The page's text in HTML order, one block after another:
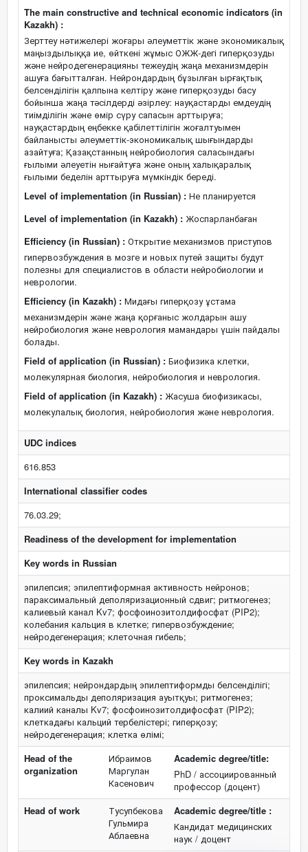
The main constructive and technical economic indicators (in
Kazakh) :
Зерттеу нәтижелері жоғары әлеуметтік және экономикалық
маңыздылыққа ие, өйткені жұмыс ОЖЖ-дегі гиперқозуды
және нейродегенерацияны тежеудің жаңа механизмдерін
ашуға бағытталған. Нейрондардың бұзылған ырғақтық
белсенділігін қалпына келтіру және гиперқозуды басу
бойынша жаңа тәсілдерді әзірлеу: науқастарды емдеудің
тиімділігін және өмір сүру сапасын арттыруға;
науқастардың еңбекке қабілеттілігін жоғалтуымен
байланысты әлеуметтік-экономикалық шығындарды
азайтуға; Қазақстанның нейробиология саласындағы
ғылыми әлеуетін нығайтуға және оның халықаралық
ғылыми беделін арттыруға мүмкіндік береді.
Level of implementation (in Russian) : Не планируется
Level of implementation (in Kazakh) : Жоспарланбаған
Efficiency (in Russian) : Открытие механизмов приступов
гипервозбуждения в мозге и новых путей защиты будут
полезны для специалистов в области нейробиологии и
неврологии.
Efficiency (in Kazakh) : Мидағы гиперқозу ұстама
механизмдерін және жаңа қорғаныс жолдарын ашу
нейробиология және неврология мамандары үшін пайдалы
болады.
Field of application (in Russian) : Биофизика клетки,
молекулярная биология, нейробиология и неврология.
Field of application (in Kazakh) : Жасуша биофизикасы,
молекулалық биология, нейробиология және неврология.
UDC indices
616.853
International classifier codes
76.03.29;
Readiness of the development for implementation
Key words in Russian
эпилепсия; эпилептиформная активность нейронов;
параксимальный деполяризационный сдвиг; ритмогенез;
калиевый канал Kv7; фосфоинозитолдифосфат (PIP2);
колебания кальция в клетке; гипервозбуждение;
нейродегенерация; клеточная гибель;
Key words in Kazakh
эпилепсия; нейрондардың эпилептиформды белсенділігі;
проксимальды деполяризация ауытқуы; ритмогенез;
калиий каналы Kv7; фосфоинозитолдифосфат (PIP2);
клеткадағы кальций тербелістері; гиперқозу;
нейродегенерация; клетка өлімі;
Head of the
organization
Ибраимов
Маргулан
Касенович
Academic degree/title:
PhD / ассоциированный
профессор (доцент)
Head of work
Тусупбекова
Гульмира
Аблаевна
Academic degree/title :
Кандидат медицинских
наук / доцент